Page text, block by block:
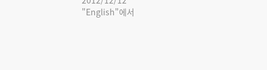
"English"에서